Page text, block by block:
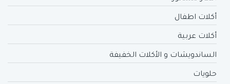
أكلات اطفال
أكلات عربية
الساندويشات و الأكلات الخفيفة
حلويات